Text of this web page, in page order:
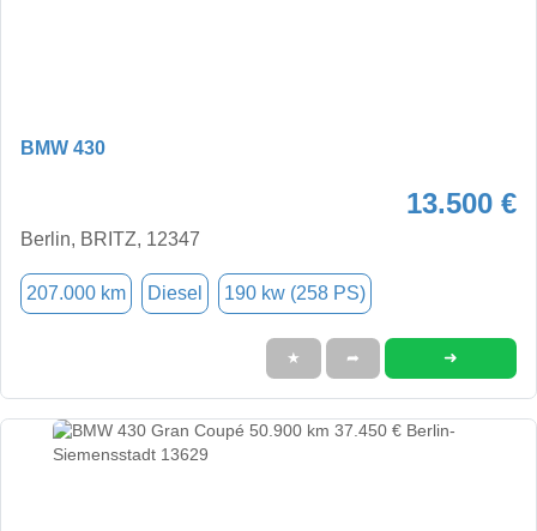
BMW 430
13.500 €
Berlin, BRITZ, 12347
207.000 km Diesel 190 kw (258 PS)
★ ➦ ➜